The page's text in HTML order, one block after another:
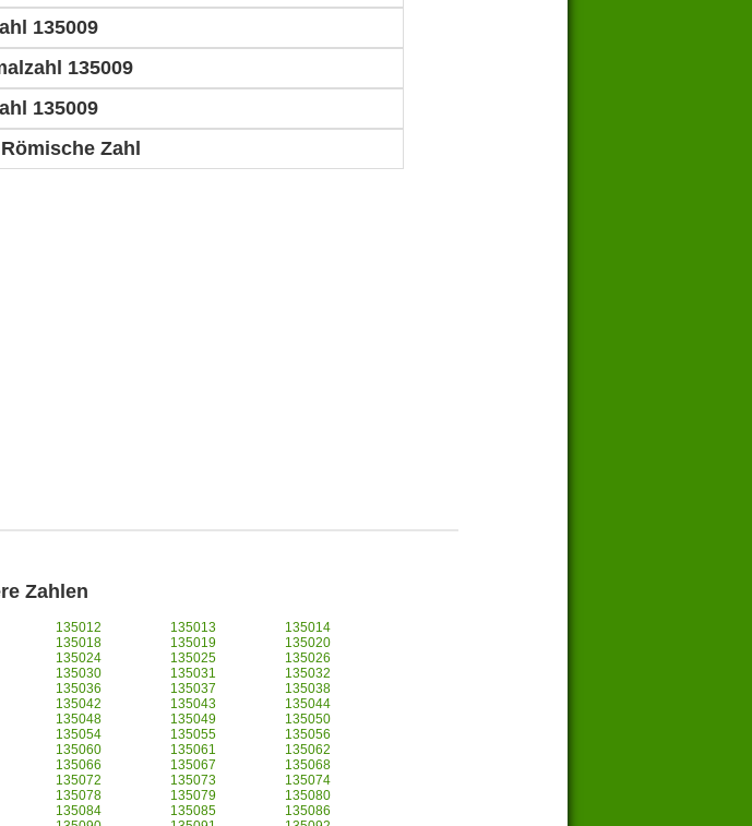
135009
135009
135009
Zahl
Zahlen
135012 135013
135014
135018 135019
135020
135024 135025
135026
135030 135031
135032
135036 135037
135038
135042 135043
135044
135048 135049
135050
135054 135055
135056
135060 135061
135062
135066 135067
135068
135072 135073
135074
135078 135079
135080
135084 135085
135086